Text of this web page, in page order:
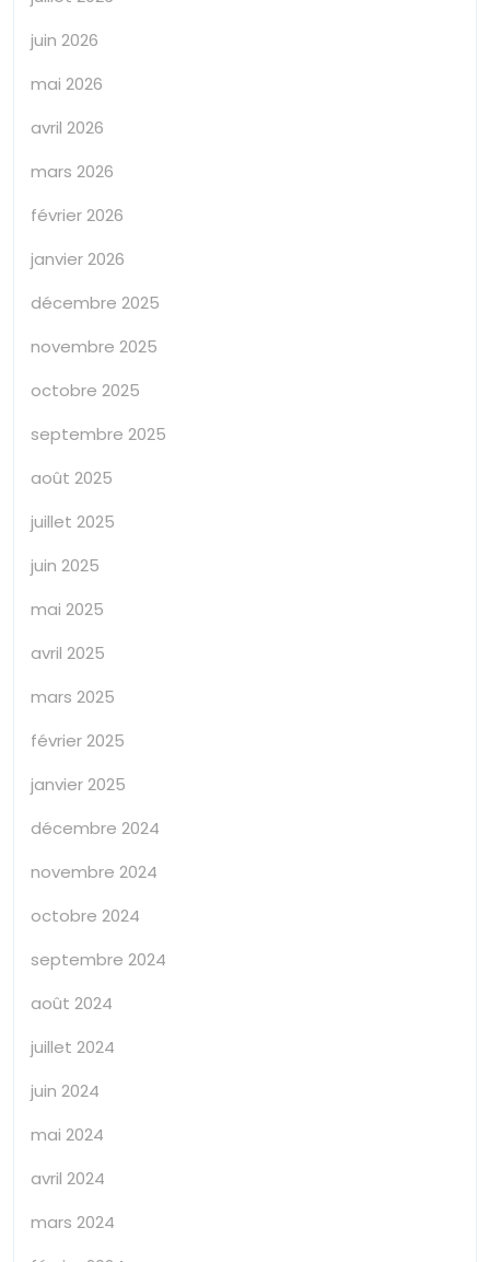
juin 2026
mai 2026
avril 2026
mars 2026
février 2026
janvier 2026
décembre 2025
novembre 2025
octobre 2025
septembre 2025
août 2025
juillet 2025
juin 2025
mai 2025
avril 2025
mars 2025
février 2025
janvier 2025
décembre 2024
novembre 2024
octobre 2024
septembre 2024
août 2024
juillet 2024
juin 2024
mai 2024
avril 2024
mars 2024